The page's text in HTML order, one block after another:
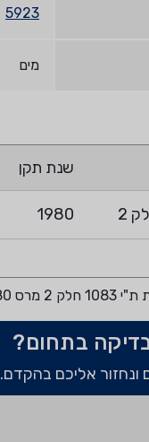
5923
מים
שנת תקן
1980
1980
בתחום?
ונחזור אליכם בהקדם.